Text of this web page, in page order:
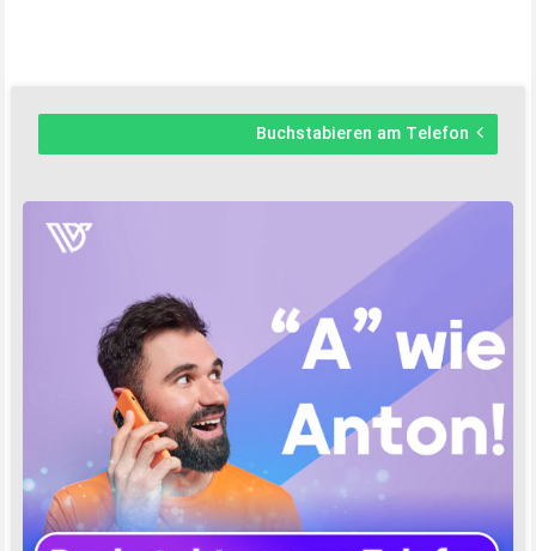
Buchstabieren am Telefon